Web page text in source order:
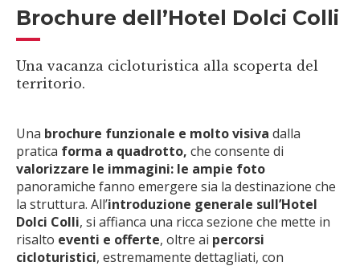
Brochure dell’Hotel Dolci Colli
Una vacanza cicloturistica alla scoperta del
territorio.
Una brochure funzionale e molto visiva dalla
pratica forma a quadrotto, che consente di
valorizzare le immagini: le ampie foto
panoramiche fanno emergere sia la destinazione che
la struttura. All’introduzione generale sull’Hotel
Dolci Colli, si affianca una ricca sezione che mette in
risalto eventi e offerte, oltre ai percorsi
cicloturistici, estremamente dettagliati, con